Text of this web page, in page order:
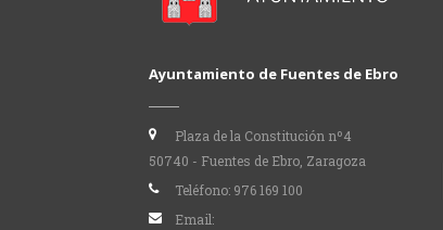
Ayuntamiento de Fuentes de Ebro
Plaza de la Constitución nº4
50740 - Fuentes de Ebro, Zaragoza
Teléfono: 976 169 100
Email: